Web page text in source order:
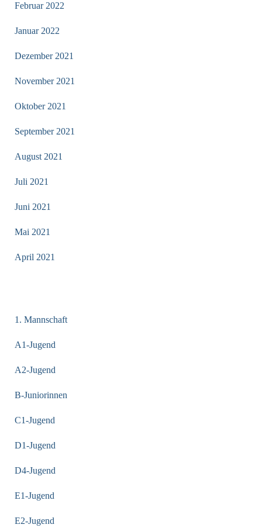
Februar 2022
Januar 2022
Dezember 2021
November 2021
Oktober 2021
September 2021
August 2021
Juli 2021
Juni 2021
Mai 2021
April 2021
1. Mannschaft
A1-Jugend
A2-Jugend
B-Juniorinnen
C1-Jugend
D1-Jugend
D4-Jugend
E1-Jugend
E2-Jugend